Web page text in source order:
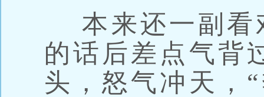
本来还一副看
的话后差点气背
头，怒气冲天，